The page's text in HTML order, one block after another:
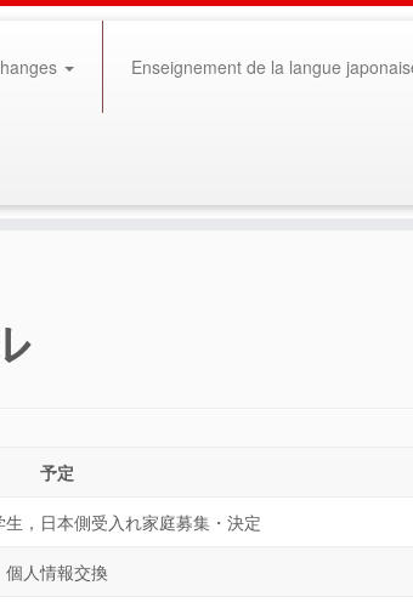
Enseignement de la langue
予定
，日本側受入れ家庭募集・決定
個人情報交換